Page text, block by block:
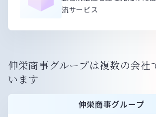
流サービス
伸栄商事グループは複数の会社
います
伸栄商事グループ